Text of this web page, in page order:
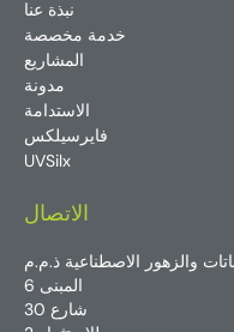
نبذة عنا
خدمة مخصصة
المشاريع
مدونة
الاستدامة
فايرسيلكس
UVSilx
الاتصال
المبنى 6
شارع 30